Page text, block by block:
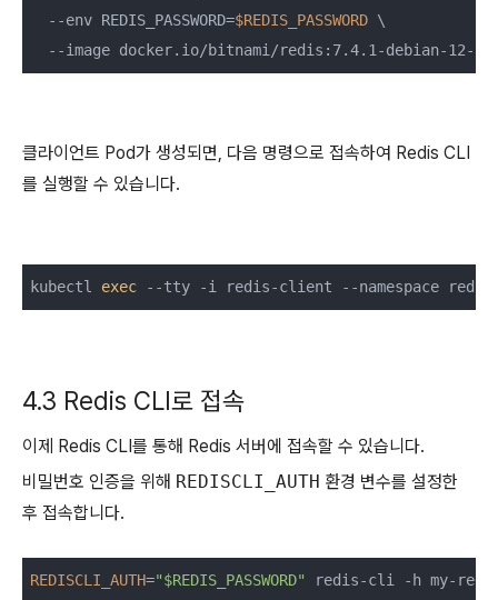
  --env REDIS_PASSWORD=
$REDIS_PASSWORD \
--image docker.io/bitnami/redis:7.4.1-debian-12-r0
클라이언트 Pod가 생성되면, 다음 명령으로 접속하여 Redis CLI
를 실행할 수 있습니다.
kubectl exec --tty -i redis-client --namespace redis
4.3 Redis CLI로 접속
이제 Redis CLI를 통해 Redis 서버에 접속할 수 있습니다.
비밀번호 인증을 위해 REDISCLI_AUTH 환경 변수를 설정한
후 접속합니다.
REDISCLI_AUTH="$REDIS_PASSWORD" redis-cli -h my-